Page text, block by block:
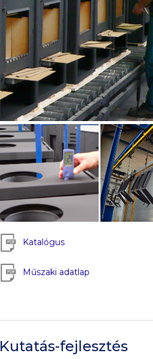
Katalógus
Műszaki adatlap
Kutatás-fejlesztés